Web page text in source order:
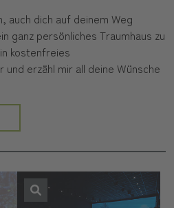
auch dich auf deinem Weg
ganz persönliches Traumhaus zu
kostenfreies
erzähl mir all deine Wünsche